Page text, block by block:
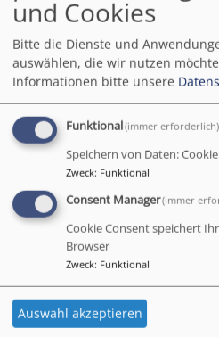
vom 03.11.2024 zum
Offene Kirche und
Aufgrund des Krieges in der
Kirchen wieder täglich
Es gibt dort Möglichkeiten
Kerze anzuzünden und
und Cookies
Bitte die Dienste und
auswählen, die wir nutzen
Informationen bitte unsere
Funktional(immer erforderlich)
Speichern von Daten:
Zweck: Funktional
Consent Manager(immer
Cookie Consent speichert
Browser
Zweck: Funktional
Auswahl akzeptieren